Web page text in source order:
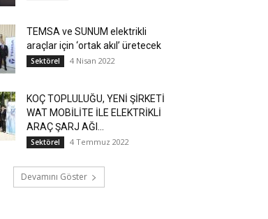
TEMSA ve SUNUM elektrikli
araçlar için ‘ortak akıl’ üretecek
Sektörel 4 Nisan 2022
KOÇ TOPLULUĞU, YENİ ŞİRKETİ
WAT MOBİLİTE İLE ELEKTRİKLİ
ARAÇ ŞARJ AĞI...
Sektörel 4 Temmuz 2022
Devamını Göster